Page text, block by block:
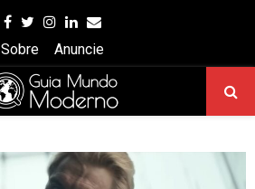
Facebook
Twitter
Instagram
Linkedin
Email
Sobre
Anuncie